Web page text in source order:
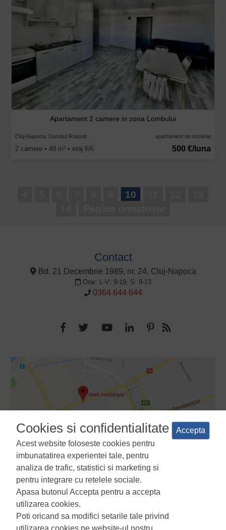
Apartament 2 camere in zona Lombului
Cluj-Napoca, Dambul Rotund apartament de inchiriat
2 camere • 48 m2 • etaj 6/6 500 €/luna
10
Contact
Bd. 21 Decembrie 1989, nr. 24, Cluj-Napoca
Orar: L-V: 9-19, S: 9-13
0364 644 644
Termeni si conditii Politica de confidentialitate
utilizare a cookie-urilor
Cookies si confidentialitate
Acest website foloseste cookies pentru
imbunatatirea experientei tale, pentru
analiza de trafic, statistici si marketing si
pentru integrare cu retelele sociale.
Apasa butonul Accepta pentru a accepta
utilizarea cookies.
Poti oricand sa modifici setarile tale privind
utilizarea cookies pe website-ul nostru.
Accepta